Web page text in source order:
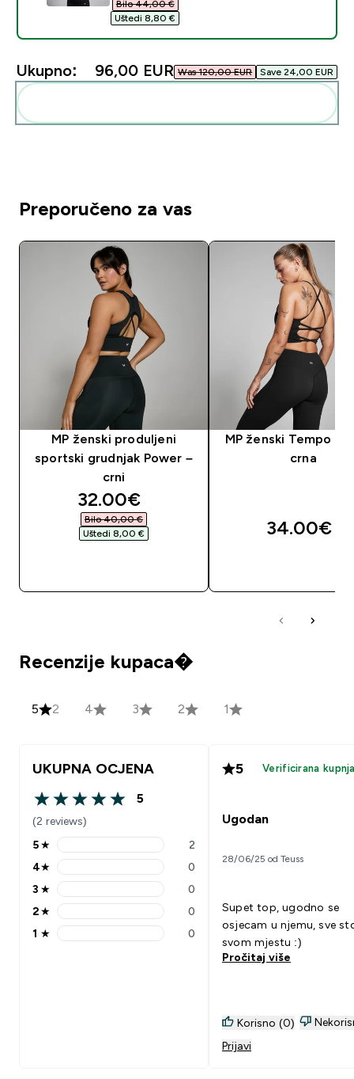
Bilo 44,00 €‎
Uštedi 8,80 €‎
Ukupno: 96,00 EUR‎ Was 120,00 EUR‎ Save 24,00 EUR‎
Preporučeno za vas
MP ženski produljeni
sportski grudnjak Power –
crni
discounted price
32.00€‎
Bilo 40,00 €‎
Uštedi 8,00 €‎
MP ženski Tempo
crna
34.00€‎
Recenzije kupaca�
5 2 4 3 2 1
UKUPNA OCJENA
5 out of 5 stars
5
(2 reviews)
5 stars rating 2 reviews
5★ 2
4 stars rating 0 reviews
4★ 0
3 stars rating 0 reviews
3 ★ 0
2 stars rating 0 reviews
2★ 0
1 stars rating 0 reviews
1 ★ 0
5 Verificirana
Ugodan
28/06/25 od Teuss
Supet top, ugodno se
osjecam u njemu, sve
svom mjestu :)
Pročitaj više
Korisno (0)
Prijavi